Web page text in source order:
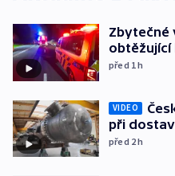
Zbytečné
obtěžující
před 1h
VIDEO
při
před 2h